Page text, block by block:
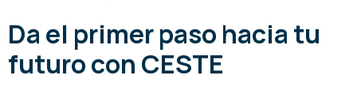
Da el primer paso hacia tu
futuro con CESTE